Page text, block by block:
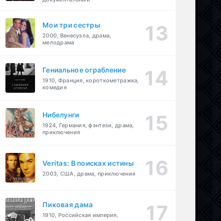
Мои три сестры
2000, Венесуэла, драма,
мелодрама
Гениальное ограбление
1910, Франция, короткометражка,
комедия
Нибелунги
1924, Германия, фэнтези, драма,
приключения
Veritas: В поисках истины
2003, США, драма, приключения
Пиковая дама
1910, Российская империя,